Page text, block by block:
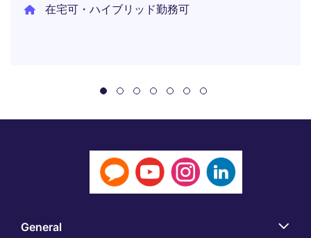
在宅可・ハイブリッド勤務可
General